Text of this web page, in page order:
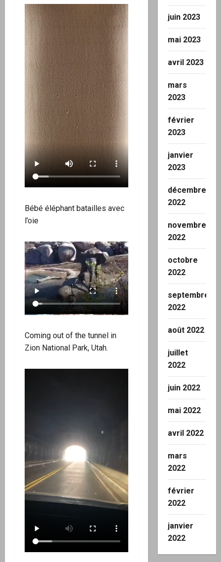
Bébé éléphant batailles avec
l’oie
Coming out of the tunnel in
Zion National Park, Utah.
juin 2023
mai 2023
avril 2023
mars
2023
février
2023
janvier
2023
décembre
2022
novembre
2022
octobre
2022
septembre
2022
août 2022
juillet
2022
juin 2022
mai 2022
avril 2022
mars
2022
février
2022
janvier
2022